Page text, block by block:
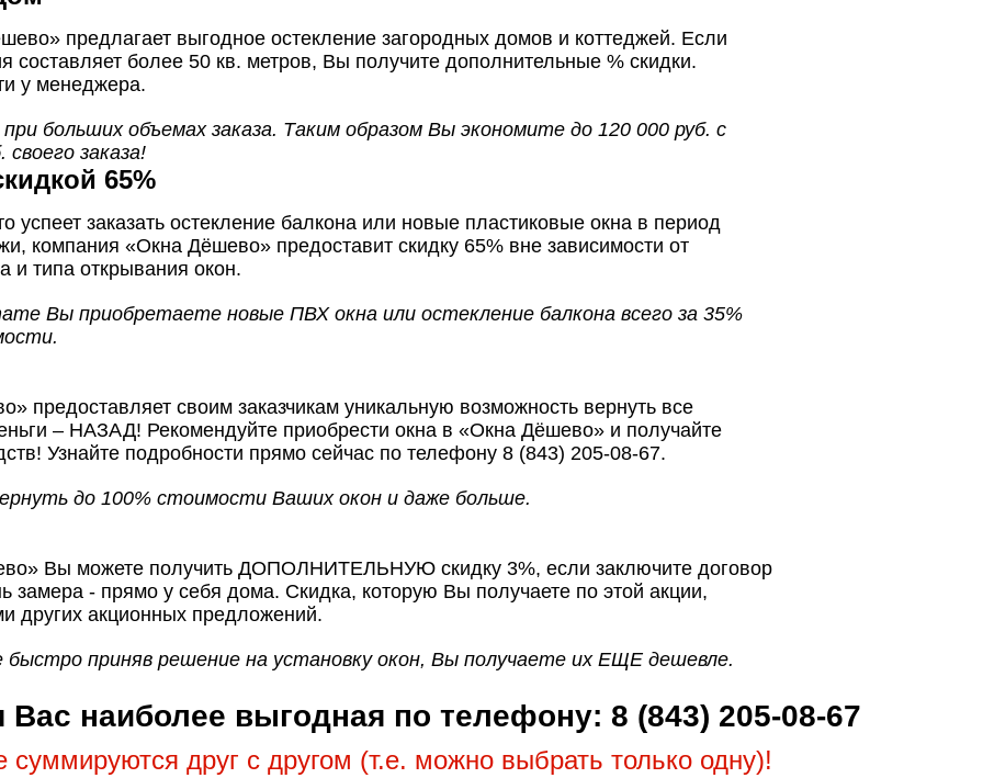
предлагает выгодное остекление загородных домов и коттеджей. Если
составляет более 50 кв. метров, Вы получите дополнительные % скидки.
у менеджера.
больших объемах заказа. Таким образом Вы экономите до 120 000 руб. с
заказа!
65%
успеет заказать остекление балкона или новые пластиковые окна в период
компания «Окна Дёшево» предоставит скидку 65% вне зависимости от
и типа открывания окон.
Вы приобретаете новые ПВХ окна или остекление балкона всего за 35%
предоставляет своим заказчикам уникальную возможность вернуть все
– НАЗАД! Рекомендуйте приобрести окна в «Окна Дёшево» и получайте
Узнайте подробности прямо сейчас по телефону 8 (843) 205-08-67.
до 100% стоимости Ваших окон и даже больше.
Вы можете получить ДОПОЛНИТЕЛЬНУЮ скидку 3%, если заключите договор
замера - прямо у себя дома. Скидка, которую Вы получаете по этой акции,
других акционных предложений.
быстро приняв решение на установку окон, Вы получаете их ЕЩЕ дешевле.
Вас наиболее выгодная по телефону: 8 (843) 205-08-67
суммируются друг с другом (т.е. можно выбрать только одну)!